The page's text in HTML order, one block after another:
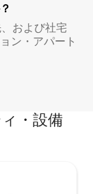
および社宅
ン・アパート
・設備